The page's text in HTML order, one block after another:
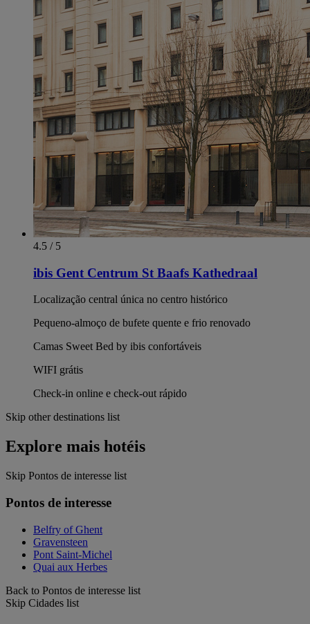
4.5 / 5
ibis Gent Centrum St Baafs Kathedraal
Localização central única no centro histórico
Pequeno-almoço de bufete quente e frio renovado
Camas Sweet Bed by ibis confortáveis
WIFI grátis
Check-in online e check-out rápido
Skip other destinations list
Explore mais hotéis
Skip Pontos de interesse list
Pontos de interesse
Belfry of Ghent
Gravensteen
Pont Saint-Michel
Quai aux Herbes
Back to Pontos de interesse list
Skip Cidades list